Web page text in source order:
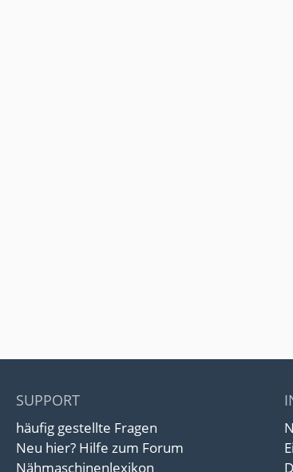
SUPPORT
häufig gestellte Fragen
Neu hier? Hilfe zum Forum
Nähmaschinenlexikon